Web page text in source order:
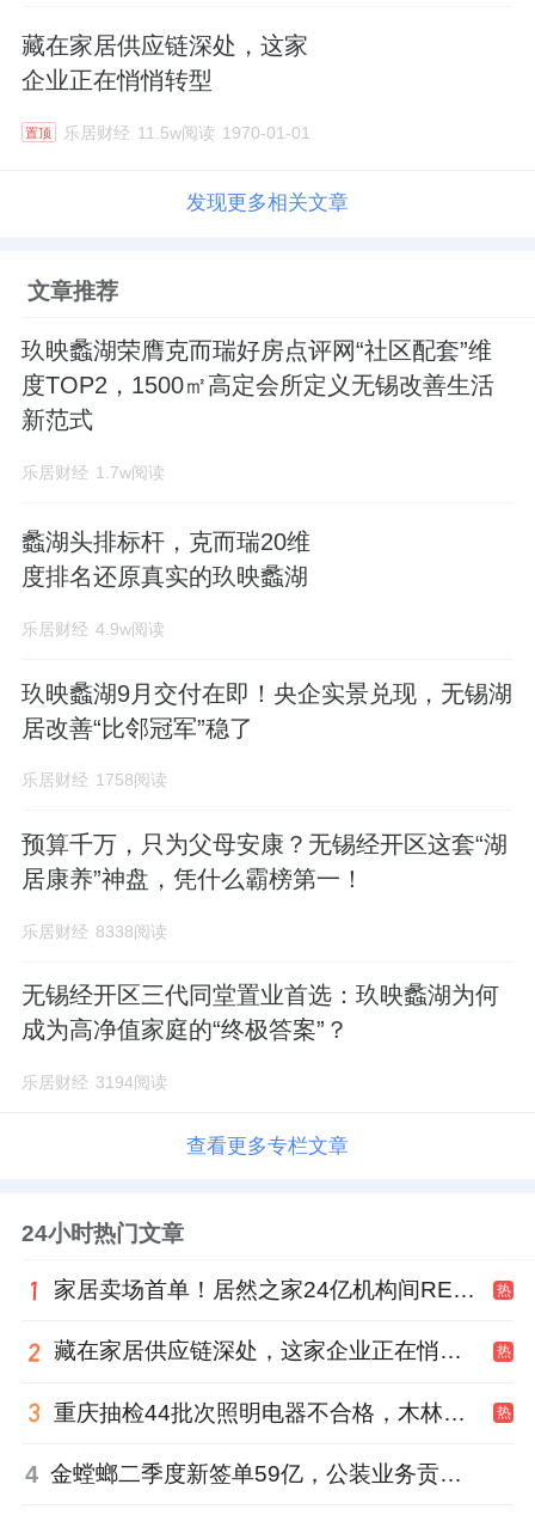
藏在家居供应链深处，这家
企业正在悄悄转型
置顶 乐居财经 11.5w阅读 1970-01-01
发现更多相关文章
文章推荐
玖映蠡湖荣膺克而瑞好房点评网“社区配套”维
度TOP2，1500㎡高定会所定义无锡改善生活
新范式
乐居财经 1.7w阅读
蠡湖头排标杆，克而瑞20维
度排名还原真实的玖映蠡湖
乐居财经 4.9w阅读
玖映蠡湖9月交付在即！央企实景兑现，无锡湖
居改善“比邻冠军”稳了
乐居财经 1758阅读
预算千万，只为父母安康？无锡经开区这套“湖
居康养”神盘，凭什么霸榜第一！
乐居财经 8338阅读
无锡经开区三代同堂置业首选：玖映蠡湖为何
成为高净值家庭的“终极答案”？
乐居财经 3194阅读
查看更多专栏文章
24小时热门文章
家居卖场首单！居然之家24亿机构间REITs获深交所无异议函 热
藏在家居供应链深处，这家企业正在悄悄转型 热
重庆抽检44批次照明电器不合格，木林森全资子公司被点名 热
4 金螳螂二季度新签单59亿，公装业务贡献逾八成